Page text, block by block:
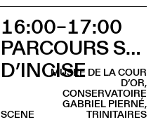
16:00–17:00
PARCOURS SUR LA COLLINE SAINTE-CROIX
D’INCISEMUSÉE DE LA COUR
D’OR,
CONSERVATOIRE
GABRIEL PIERNÉ,
TRINITAIRES
SCENE